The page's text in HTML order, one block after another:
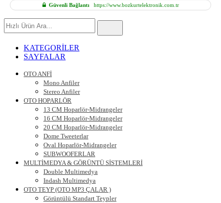
Güvenli Bağlantıhttps://www.bozkurtelektronik.com.tr
Hızlı
Ürün
KATEGORİLER
SAYFALAR
OTO ANFİ
Mono Anfiler
Stereo Anfiler
OTO HOPARLÖR
13 CM Hoparlör-Midrangeler
16 CM Hoparlör-Midrangeler
20 CM Hoparlör-Midrangeler
Dome Tweeterlar
Oval Hoparlör-Midrangeler
SUBWOOFERLAR
MULTİMEDYA & GÖRÜNTÜ SİSTEMLERİ
Double Multimedya
Indash Multimedya
OTO TEYP (OTO MP3 ÇALAR )
Görüntülü Standart Teypler